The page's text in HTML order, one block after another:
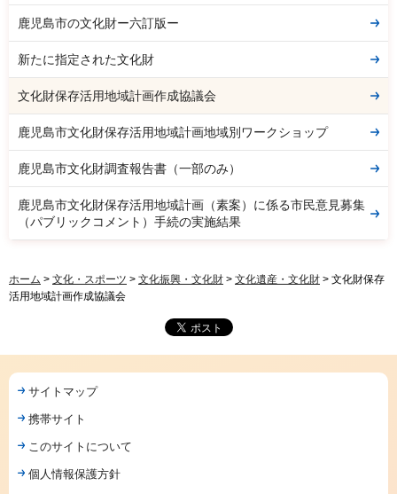
鹿児島市の文化財ー六訂版ー
新たに指定された文化財
文化財保存活用地域計画作成協議会
鹿児島市文化財保存活用地域計画地域別ワークショップ
鹿児島市文化財調査報告書（一部のみ）
鹿児島市文化財保存活用地域計画（素案）に係る市民意見募集
（パブリックコメント）手続の実施結果
ホーム > 文化・スポーツ > 文化振興・文化財 > 文化遺産・文化財 > 文化財保存
活用地域計画作成協議会
サイトマップ
携帯サイト
このサイトについて
個人情報保護方針